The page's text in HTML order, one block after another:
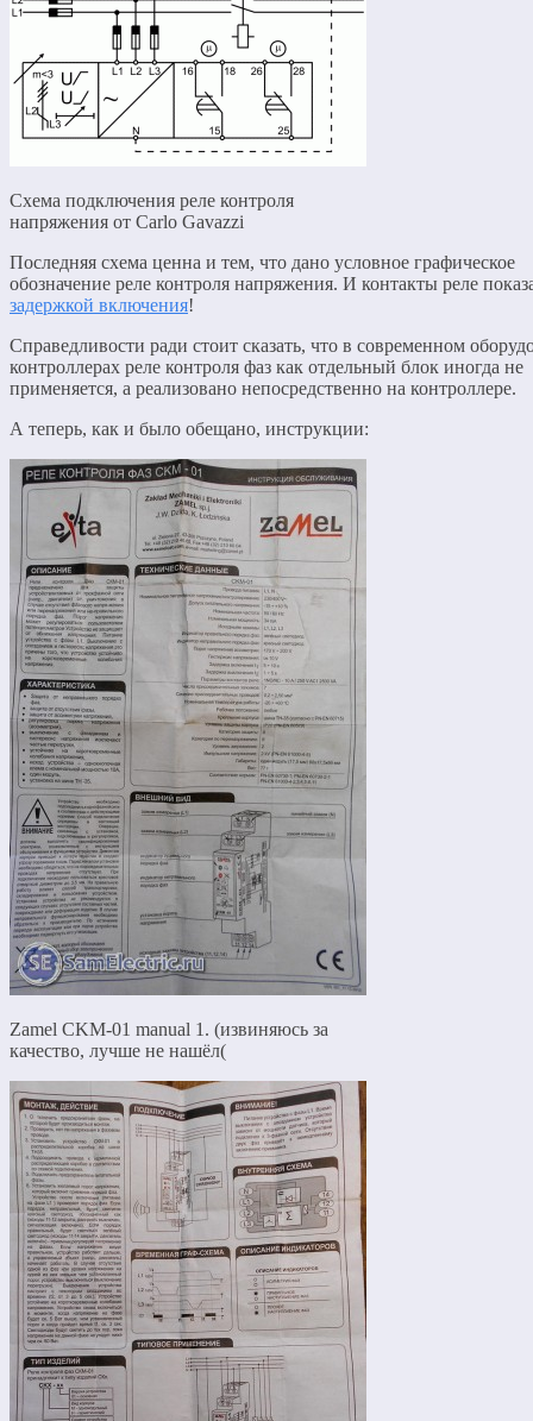
Схема подключения реле контроля
напряжения от Carlo Gavazzi
Последняя схема ценна и тем, что дано условное графическое
обозначение реле контроля напряжения. И контакты реле
задержкой включения!
Справедливости ради стоит сказать, что в современном
контроллерах реле контроля фаз как отдельный блок иногда не
применяется, а реализовано непосредственно на контроллере.
А теперь, как и было обещано, инструкции:
Zamel CKM-01 manual 1. (извиняюсь за
качество, лучше не нашёл(